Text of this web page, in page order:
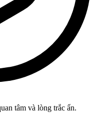
tâm và lòng trắc ẩn.